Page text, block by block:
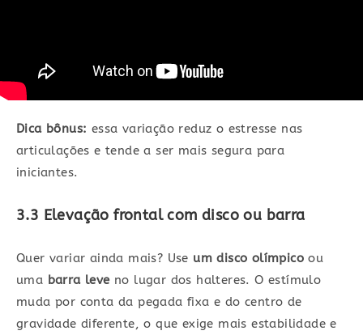
Dica bônus: essa variação reduz o estresse nas
articulações e tende a ser mais segura para
iniciantes.
3.3 Elevação frontal com disco ou barra
Quer variar ainda mais? Use um disco olímpico ou
uma barra leveno lugar dos halteres. O estímulo
muda por conta da pegada fixa e do centro de
gravidade diferente, o que exige mais estabilidade e